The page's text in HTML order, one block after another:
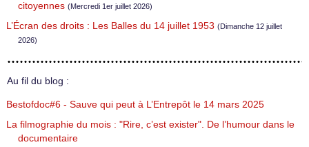
citoyennes (Mercredi 1er juillet 2026)
L’Écran des droits : Les Balles du 14 juillet 1953 (Dimanche 12 juillet
2026)
Au fil du blog :
Bestofdoc#6 - Sauve qui peut à L’Entrepôt le 14 mars 2025
La filmographie du mois : "Rire, c’est exister". De l’humour dans le
documentaire